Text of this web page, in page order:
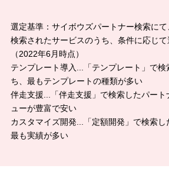
選定基準：サイボウズパートナー検索に
検索されたサービスのうち、条件に応じて
（2022年6月時点）
テンプレート導入...「テンプレート」で検
ち、最もテンプレートの種類が多い
伴走支援...「伴走支援」で検索したパート
ューが豊富で安い
カスタマイズ開発...「定額開発」で検索し
最も実績が多い